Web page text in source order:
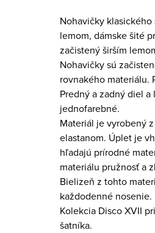
Nohavičky
lemom, dámske šité
začistený širším
Nohavičky sú
rovnakého materiálu.
Predný a zadný diel
jednofarebné.
Materiál je vyrobený
elastanom. Úplet je
hľadajú prírodné
materiálu pružnosť a
Bielizeň z tohto
každodenné nosenie.
Kolekcia Disco XVII
šatníka.